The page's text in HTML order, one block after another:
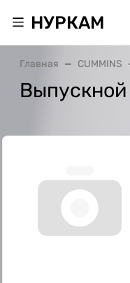
НУРКАМ
Главная CUMMINS
Выпускной